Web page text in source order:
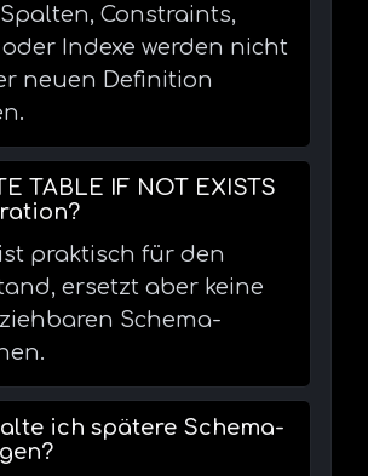
Constraints,
Indexe werden nicht
neuen Definition
TABLE IF NOT EXISTS
praktisch für den
ersetzt aber keine
Schema-
ich spätere Schema-